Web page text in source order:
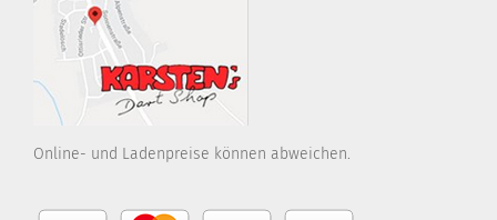
Online- und Ladenpreise können abweichen.